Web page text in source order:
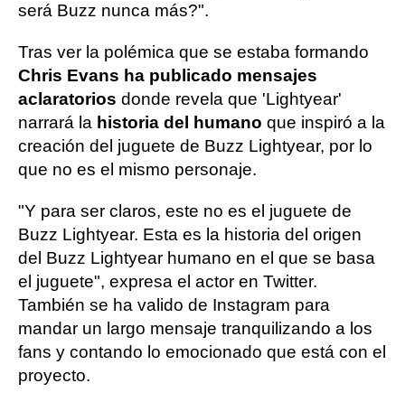
será Buzz nunca más?".
Tras ver la polémica que se estaba formando
Chris Evans ha publicado mensajes
aclaratorios donde revela que 'Lightyear'
narrará la historia del humano que inspiró a la
creación del juguete de Buzz Lightyear, por lo
que no es el mismo personaje.
"Y para ser claros, este no es el juguete de
Buzz Lightyear. Esta es la historia del origen
del Buzz Lightyear humano en el que se basa
el juguete", expresa el actor en Twitter.
También se ha valido de Instagram para
mandar un largo mensaje tranquilizando a los
fans y contando lo emocionado que está con el
proyecto.